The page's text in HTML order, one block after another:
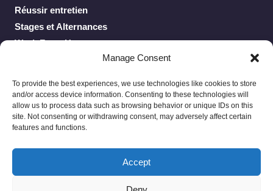
Manage Consent
To provide the best experiences, we use technologies like cookies to store
and/or access device information. Consenting to these technologies will
allow us to process data such as browsing behavior or unique IDs on this
site. Not consenting or withdrawing consent, may adversely affect certain
features and functions.
Accept
Réussir entretien
Stages et Alternances
Work From Home
Privacy Policy
Terms of Service